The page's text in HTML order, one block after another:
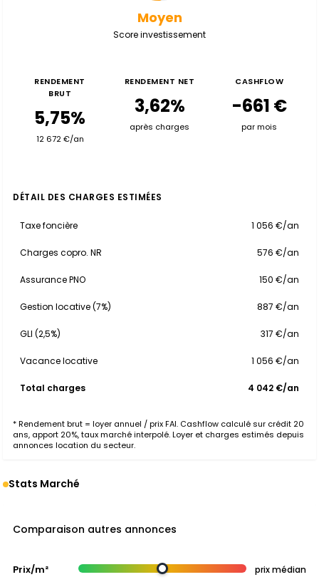
Moyen
Score investissement
RENDEMENT
BRUT
5,75%
12 672 €/an
RENDEMENT NET
3,62%
après charges
CASHFLOW
-661 €
par mois
DÉTAIL DES CHARGES ESTIMÉES
Taxe foncière 1 056 €/an
Charges copro. NR 576 €/an
Assurance PNO 150 €/an
Gestion locative (7%) 887 €/an
GLI (2,5%) 317 €/an
Vacance locative 1 056 €/an
Total charges 4 042 €/an
* Rendement brut = loyer annuel / prix FAI. Cashflow calculé sur crédit 20
ans, apport 20%, taux marché interpolé. Loyer et charges estimés depuis
annonces location du secteur.
Stats Marché
Comparaison autres annonces
Prix/m² prix médian